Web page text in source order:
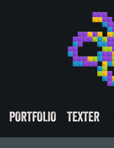
PORTFOLIO TEXTER